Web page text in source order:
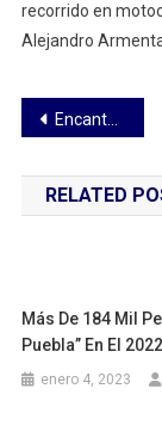
recorrido en
Alejandro
de
Encanta Tlaxcala Capital a reconocido cronista deportivo
RELATED
Más De 184 Mil
Puebla” En El 2022
enero 4, 2023